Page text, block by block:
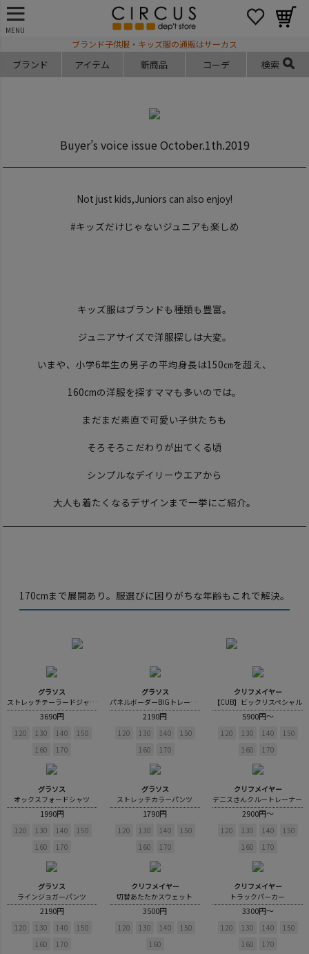
MENU
ブランド子供服・キッズ服の通販はサーカス
ブランド アイテム 新商品 コーデ 検索
Buyer’s voice issue October.1th.2019
Not just kids,Juniors can also enjoy!
#キッズだけじゃないジュニアも楽しめ
キッズ服はブランドも種類も豊富。
ジュニアサイズで洋服探しは大変。
いまや、小学6年生の男子の平均身長は150㎝を超え、
160cmの洋服を探すママも多いのでは。
まだまだ素直で可愛い子供たちも
そろそろこだわりが出てくる頃
シンプルなデイリーウエアから
大人も着たくなるデザインまで一挙にご紹介。
170cmまで展開あり。服選びに困りがちな年齢もこれで解決。
グラソス
ストレッチテーラードジャケット
3690円
120 130 140
150
160
170
グラソス
パネルボーダーBIGトレーナー
2190円
120 130 140
150
160
170
クリフメイヤー
【CUB】ビックリスペシャル
5900円～
120 130 140
150
160
170
グラソス
オックスフォードシャツ
1990円
120 130 140
150
160
170
グラソス
ストレッチカラーパンツ
1790円
120 130 140
150
160
170
クリフメイヤー
デニスさんクルートレーナー
2900円～
120 130 140
150
160
170
グラソス
ラインジョガーパンツ
2190円
120 130 140
150
160
170
クリフメイヤー
切替あたたかスウェット
3500円
120 130 140
150
160
クリフメイヤー
トラックパーカー
3300円～
120 130 140
150
160
170